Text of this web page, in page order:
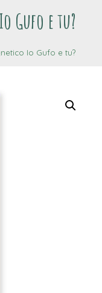
Gufo e tu?
Io Gufo e tu?